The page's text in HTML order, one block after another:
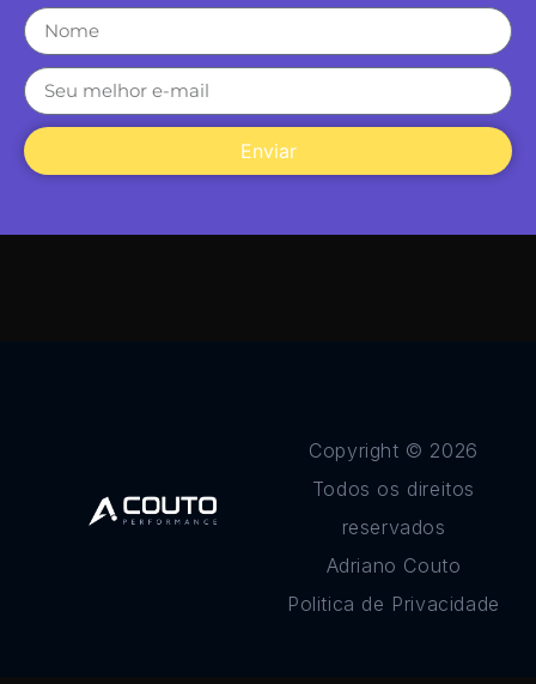
Enviar
Copyright © 2026
Todos os direitos
reservados
Adriano Couto
Politica de Privacidade